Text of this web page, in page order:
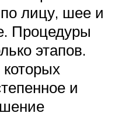
лицу, шее и
Процедуры
этапов.
и